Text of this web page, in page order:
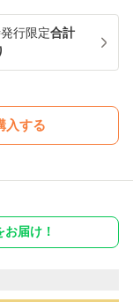
行限定合計
入する
届け！